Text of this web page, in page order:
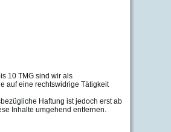
10 TMG sind wir als
auf eine rechtswidrige Tätigkeit
Haftung ist jedoch erst ab
Inhalte umgehend entfernen.